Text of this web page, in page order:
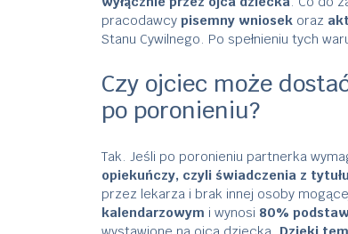
pracodawcy pisemny wniosekoraz
Stanu Cywilnego. Po spełnieniu tych
Czy ojciec może
po poronieniu?
Tak. Jeśli po poronieniu partnerka
opiekuńczy, czyli świadczenia z
przez lekarza i brak innej osoby
kalendarzowym i wynosi 80%